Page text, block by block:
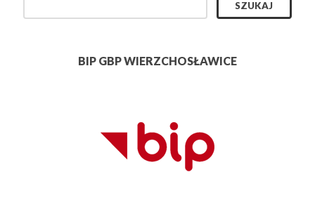
BIP GBP WIERZCHOSŁAWICE